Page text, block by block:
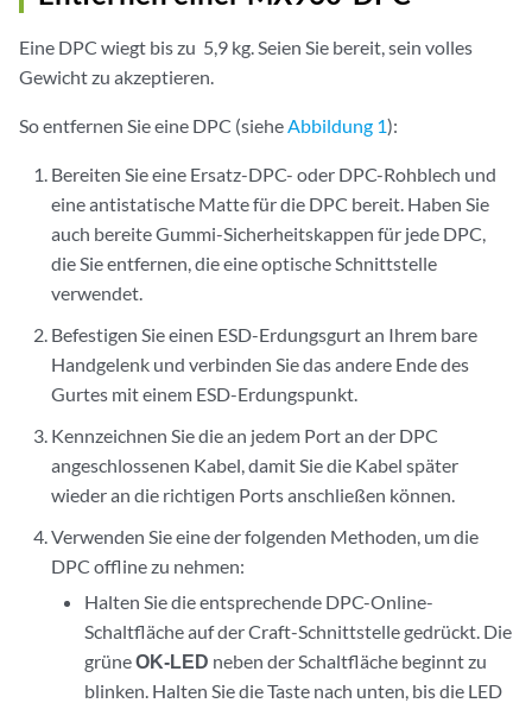
Eine DPC wiegt bis zu 5,9 kg. Seien Sie bereit, sein volles
Gewicht zu akzeptieren.
So entfernen Sie eine DPC (sieheAbbildung 1):
Bereiten Sie eine Ersatz-DPC- oder DPC-Rohblech und
eine antistatische Matte für die DPC bereit. Haben Sie
auch bereite Gummi-Sicherheitskappen für jede DPC,
die Sie entfernen, die eine optische Schnittstelle
verwendet.
Befestigen Sie einen ESD-Erdungsgurt an Ihrem bare
Handgelenk und verbinden Sie das andere Ende des
Gurtes mit einem ESD-Erdungspunkt.
Kennzeichnen Sie die an jedem Port an der DPC
angeschlossenen Kabel, damit Sie die Kabel später
wieder an die richtigen Ports anschließen können.
Verwenden Sie eine der folgenden Methoden, um die
DPC offline zu nehmen:
Halten Sie die entsprechende DPC-Online-
Schaltfläche auf der Craft-Schnittstelle gedrückt. Die
grüneOK-LED neben der Schaltfläche beginnt zu
blinken. Halten Sie die Taste nach unten, bis die LED